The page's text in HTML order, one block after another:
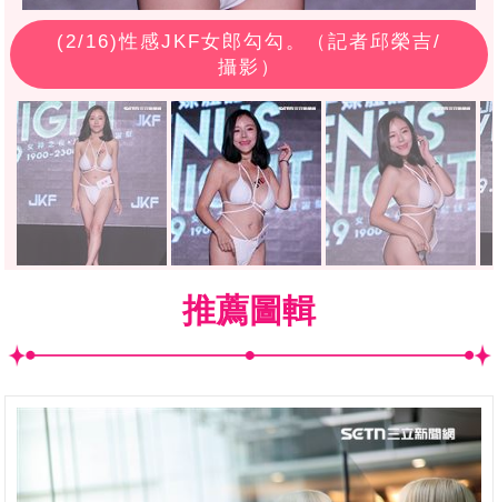
(2/16)性感JKF女郎勾勾。（記者邱榮吉/
攝影）
推薦圖輯